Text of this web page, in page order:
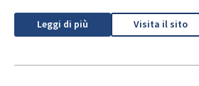
Leggi di più Visita il sito